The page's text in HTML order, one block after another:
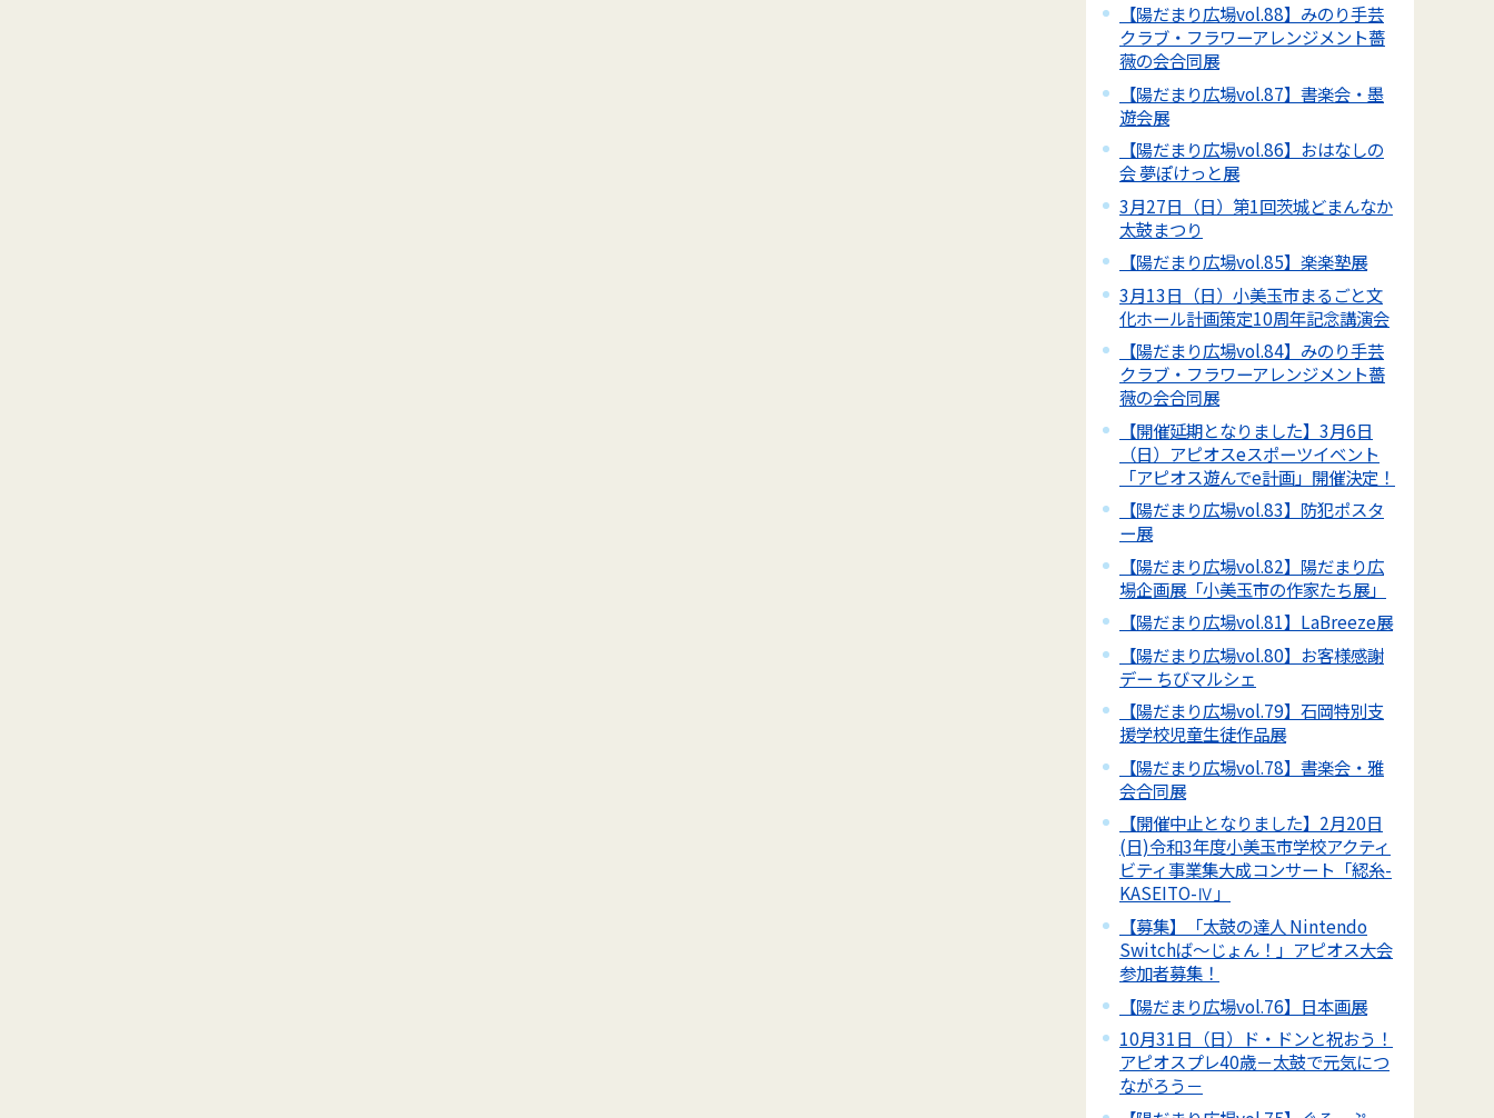
【陽だまり広場vol.88】みのり手芸
クラブ・フラワーアレンジメント薔
薇の会合同展
【陽だまり広場vol.87】書楽会・墨
遊会展
【陽だまり広場vol.86】おはなしの
会 夢ぽけっと展
3月27日（日）第1回茨城どまんなか
太鼓まつり
【陽だまり広場vol.85】楽楽塾展
3月13日（日）小美玉市まるごと文
化ホール計画策定10周年記念講演会
【陽だまり広場vol.84】みのり手芸
クラブ・フラワーアレンジメント薔
薇の会合同展
【開催延期となりました】3月6日
（日）アピオスeスポーツイベント
「アピオス遊んでe計画」開催決定！
【陽だまり広場vol.83】防犯ポスタ
ー展
【陽だまり広場vol.82】陽だまり広
場企画展「小美玉市の作家たち展」
【陽だまり広場vol.81】LaBreeze展
【陽だまり広場vol.80】お客様感謝
デー ちびマルシェ
【陽だまり広場vol.79】石岡特別支
援学校児童生徒作品展
【陽だまり広場vol.78】書楽会・雅
会合同展
【開催中止となりました】2月20日
(日)令和3年度小美玉市学校アクティ
ビティ事業集大成コンサート「綛糸-
KASEITO-Ⅳ」
【募集】「太鼓の達人 Nintendo
Switchば～じょん！」アピオス大会
参加者募集！
【陽だまり広場vol.76】日本画展
10月31日（日）ド・ドンと祝おう！
アピオスプレ40歳－太鼓で元気につ
ながろう－